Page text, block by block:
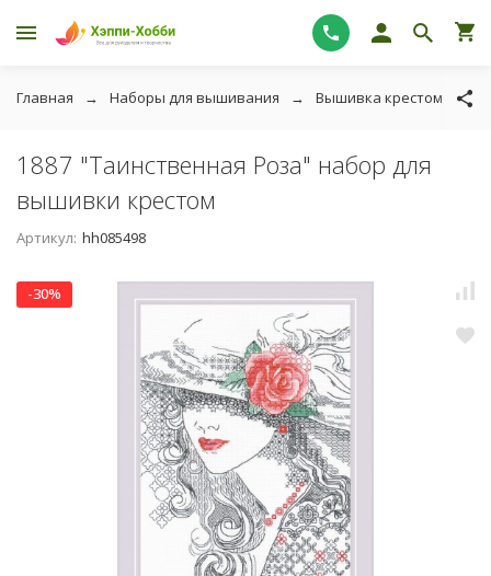
Главная Наборы для вышивания Вышивка крестом
1887 "Таинственная Роза" набор для
вышивки крестом
Артикул: hh085498
-30%